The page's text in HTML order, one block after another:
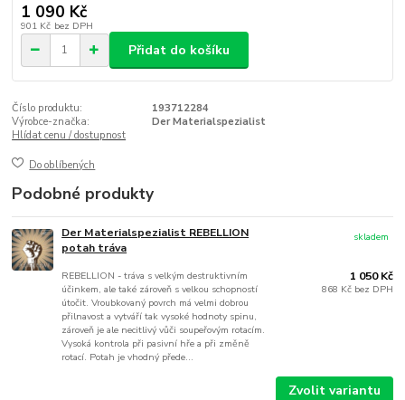
1 090 Kč
901 Kč bez DPH
Přidat do košíku
Číslo produktu:
193712284
Výrobce-značka:
Der Materialspezialist
Hlídat cenu / dostupnost
Do oblíbených
Podobné produkty
Der Materialspezialist REBELLION
potah tráva
REBELLION - tráva s velkým destruktivním
účinkem, ale také zároveň s velkou schopností
útočit. Vroubkovaný povrch má velmi dobrou
přilnavost a vytváří tak vysoké hodnoty spinu,
zároveň je ale necitlivý vůči soupeřovým rotacím.
Vysoká kontrola při pasivní hře a při změně
rotací. Potah je vhodný přede...
1 050 Kč
868 Kč bez DPH
skladem
Zvolit variantu